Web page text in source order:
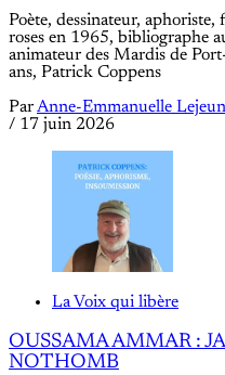
Poète, dessinateur,
roses en 1965, bibliographe
animateur des Mardis de
ans, Patrick Coppens
ParAnne-Emmanuelle
/ 17 juin 2026
La Voix qui libère
OUSSAMA AMMAR :
NOTHOMB